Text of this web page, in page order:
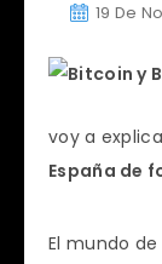
19 De
voy a
España de
El mundo